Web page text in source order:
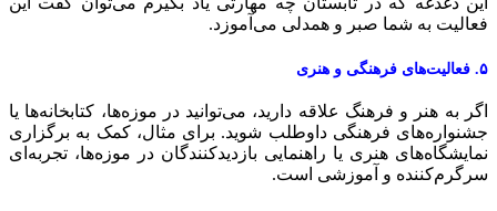
به شما صبر و همدلی می‌آموزد.
به هنر و فرهنگ علاقه دارید، می‌توانید در موزه‌ها، کتابخانه‌ها یا
فرهنگی داوطلب شوید. برای مثال، کمک به برگزاری
هنری یا راهنمایی بازدیدکنندگان در موزه‌ها، تجربه‌ای
و آموزشی است.